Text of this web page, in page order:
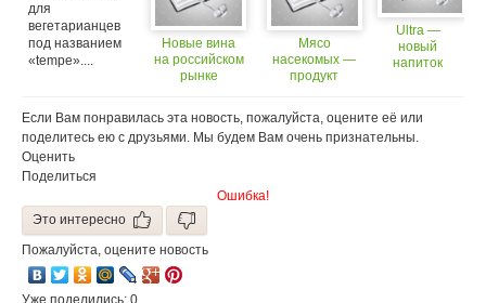
для
вегетарианцев
под названием
«tempe»....
Новые вина
на российском
рынке
Мясо
насекомых —
продукт
спроса?
Ultra —
новый
напиток
Если Вам понравилась эта новость, пожалуйста, оцените её или
поделитесь ею с друзьями. Мы будем Вам очень признательны.
Оценить
Поделиться
Ошибка!
Это интересно
Пожалуйста, оцените новость
Уже поделились: 0